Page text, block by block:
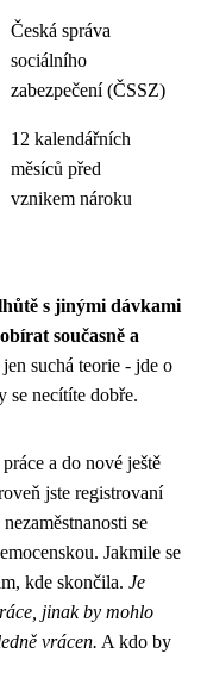
Česká správa
sociálního
zabezpečení (ČSSZ)
12 kalendářních
měsíců před
vznikem nároku
s jinými dávkami
současně a
suchá teorie - jde o
se necítíte dobře.
a do nové ještě
jste registrovaní
se
Jakmile se
kde skončila. Je
jinak by mohlo
vrácen. A kdo by